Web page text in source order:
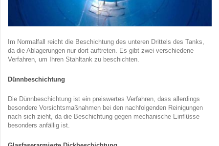
Im Normalfall reicht die Beschichtung des unteren Drittels des Tanks,
da die Ablagerungen nur dort auftreten. Es gibt zwei verschiedene
Verfahren, um Ihren Stahltank zu beschichten.
Dünnbeschichtung
Die Dünnbeschichtung ist ein preiswertes Verfahren, dass allerdings
besondere Vorsichtsmaßnahmen bei den nachfolgenden Reinigungen
nach sich zieht, da die Beschichtung gegen mechanische Einflüsse
besonders anfällig ist.